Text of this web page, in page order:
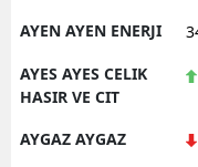
AYEN AYEN ENERJI
AYES AYES CELIK
HASIR VE CIT
AYGAZ AYGAZ